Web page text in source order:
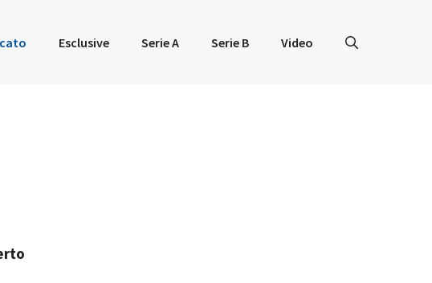
Esclusive Serie A Serie B Video